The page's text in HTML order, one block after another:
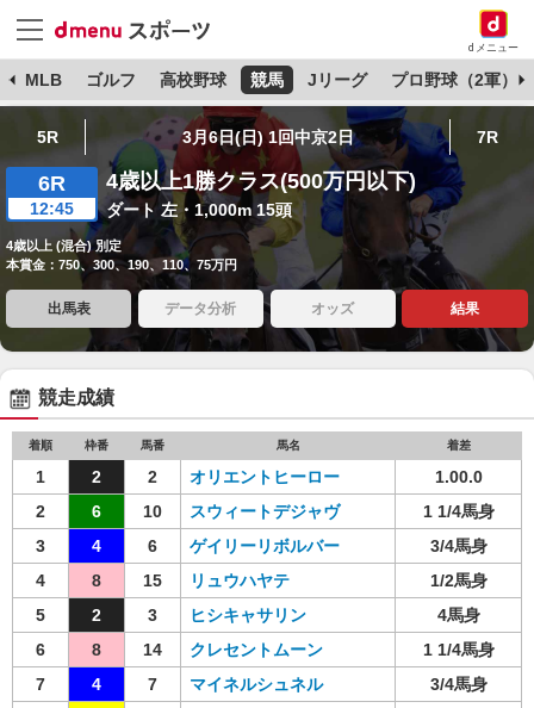
dメニュー
MLB ゴルフ 高校野球 競馬 Jリーグ プロ野球（2軍）
5R 3月6日(日) 1回中京2日 7R
6R
12:45
4歳以上1勝クラス(500万円以下)
ダート 左・1,000m 15頭
4歳以上 (混合) 別定
本賞金：750、300、190、110、75万円
出馬表 データ分析 オッズ 結果
競走成績
着順 枠番 馬番 馬名 着差
1 2 2 オリエントヒーロー
1.00.0
2
6 10 スウィートデジャヴ
1 1/4馬身
3
4 6 ゲイリーリボルバー
3/4馬身
4
8 15 リュウハヤテ
1/2馬身
5
2 3 ヒシキャサリン
4馬身
6
8 14 クレセントムーン
1 1/4馬身
7
4 7 マイネルシュネル
3/4馬身